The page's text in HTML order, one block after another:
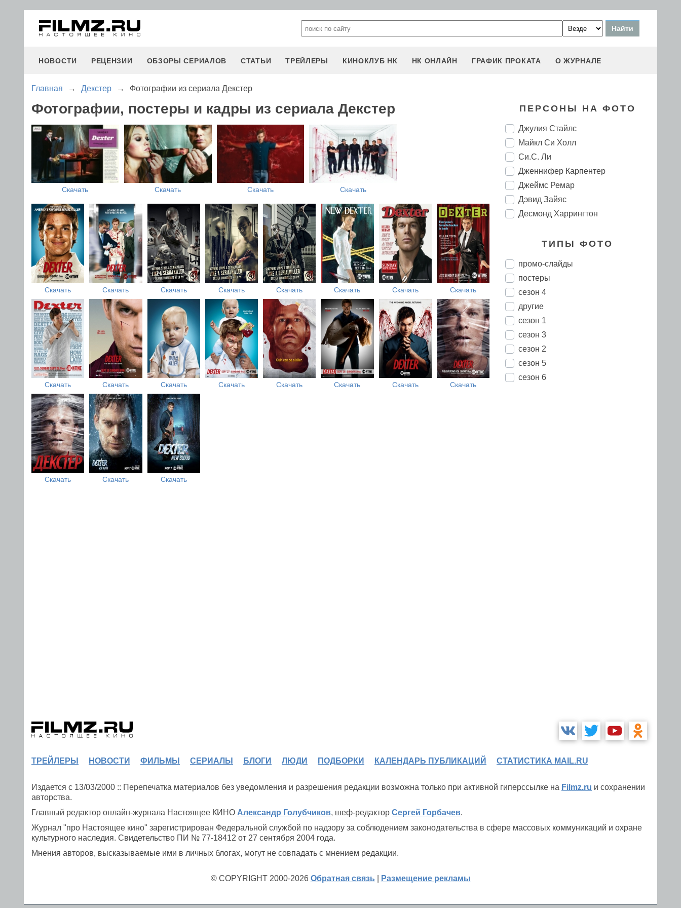
НОВОСТИ РЕЦЕНЗИИ ОБЗОРЫ СЕРИАЛОВ СТАТЬИ ТРЕЙЛЕРЫ КИНОКЛУБ НК НК ОНЛАЙН ГРАФИК ПРОКАТА О ЖУРНАЛЕ
Главная → Декстер → Фотографии из сериала Декстер
Фотографии, постеры и кадры из сериала Декстер
Скачать Скачать Скачать Скачать
Скачать Скачать Скачать Скачать Скачать Скачать Скачать Скачать
Скачать Скачать Скачать Скачать Скачать Скачать Скачать Скачать
Скачать Скачать Скачать
ПЕРСОНЫ НА ФОТО
Джулия Стайлс
Майкл Си Холл
Си.С. Ли
Дженнифер Карпентер
Джеймс Ремар
Дэвид Зайяс
Десмонд Харрингтон
ТИПЫ ФОТО
промо-слайды
постеры
сезон 4
другие
сезон 1
сезон 3
сезон 2
сезон 5
сезон 6
ТРЕЙЛЕРЫ НОВОСТИ ФИЛЬМЫ СЕРИАЛЫ БЛОГИ ЛЮДИ ПОДБОРКИ КАЛЕНДАРЬ ПУБЛИКАЦИЙ СТАТИСТИКА MAIL.RU
Издается с 13/03/2000 :: Перепечатка материалов без уведомления и разрешения редакции возможна только при активной гиперссылке на Filmz.ru и сохранении
авторства.
Главный редактор онлайн-журнала Настоящее КИНО Александр Голубчиков, шеф-редактор Сергей Горбачев.
Журнал "про Настоящее кино" зарегистрирован Федеральной службой по надзору за соблюдением законодательства в сфере массовых коммуникаций и охране
культурного наследия. Свидетельство ПИ № 77-18412 от 27 сентября 2004 года.
Мнения авторов, высказываемые ими в личных блогах, могут не совпадать с мнением редакции.
© COPYRIGHT 2000-2026 Обратная связь Размещение рекламы